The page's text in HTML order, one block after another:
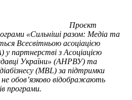
Проєкт
«Сильніші разом: Медіа та
Всесвітньою асоціацією
у партнерстві з Асоціацією
України» (АНРВУ) та
(MBL) за підтримки
не обов’язково відображають
програми.